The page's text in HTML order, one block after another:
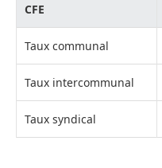
CFE
Taux communal
Taux intercommunal
Taux syndical